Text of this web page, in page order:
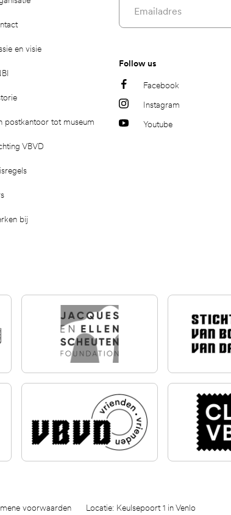
en visie
postkantoor tot museum
VBVD
bij
Follow us
Facebook
Instagram
Youtube
voorwaarden Locatie: Keulsepoort 1 in Venlo